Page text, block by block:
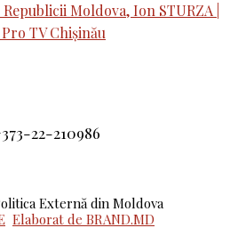
Moldova, Ion STURZA |
TV Chișinău
22-210986
Externă din Moldova
Elaborat de BRAND.MD